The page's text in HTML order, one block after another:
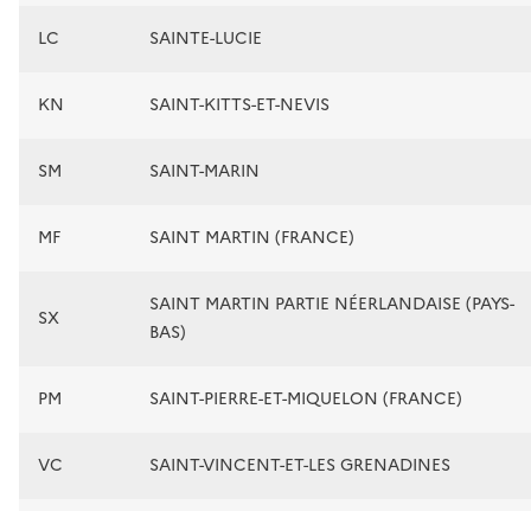
LC SAINTE-LUCIE
KN SAINT-KITTS-ET-NEVIS
SM SAINT-MARIN
MF SAINT MARTIN (FRANCE)
SX
SAINT MARTIN PARTIE NÉERLANDAISE (PAYS-
BAS)
PM SAINT-PIERRE-ET-MIQUELON (FRANCE)
VC SAINT-VINCENT-ET-LES GRENADINES